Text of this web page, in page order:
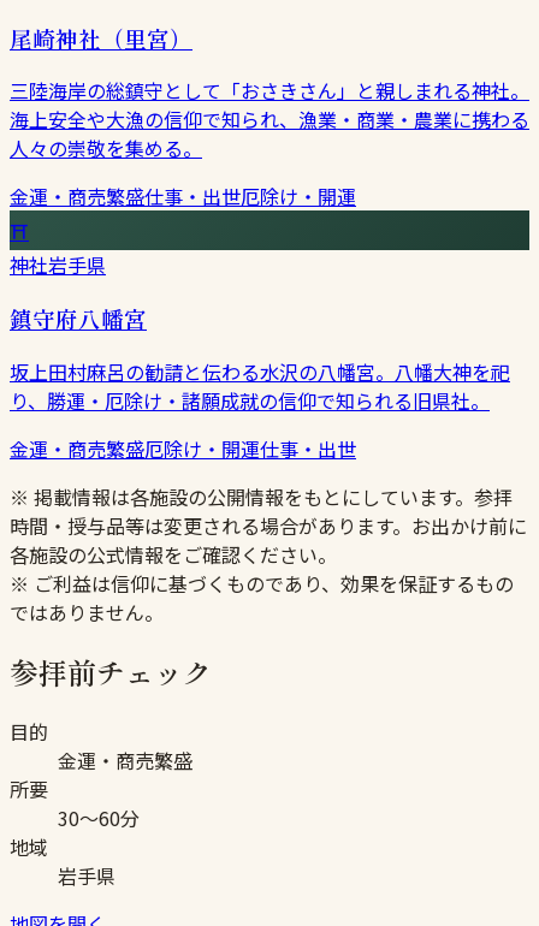
尾崎神社（里宮）
三陸海岸の総鎮守として「おさきさん」と親しまれる神社。
海上安全や大漁の信仰で知られ、漁業・商業・農業に携わる
人々の崇敬を集める。
金運・商売繁盛仕事・出世厄除け・開運
⛩
神社岩手県
鎮守府八幡宮
坂上田村麻呂の勧請と伝わる水沢の八幡宮。八幡大神を祀
り、勝運・厄除け・諸願成就の信仰で知られる旧県社。
金運・商売繁盛厄除け・開運仕事・出世
※ 掲載情報は各施設の公開情報をもとにしています。参拝
時間・授与品等は変更される場合があります。お出かけ前に
各施設の公式情報をご確認ください。
※ ご利益は信仰に基づくものであり、効果を保証するもの
ではありません。
参拝前チェック
目的
金運・商売繁盛
所要
30〜60分
地域
岩手県